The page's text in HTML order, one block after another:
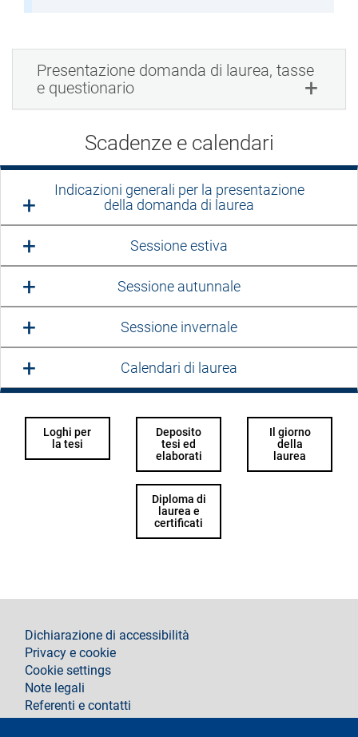
Presentazione domanda di laurea, tasse
e questionario
Scadenze e calendari
Indicazioni generali per la presentazione
della domanda di laurea
Sessione estiva
Sessione autunnale
Sessione invernale
Calendari di laurea
Loghi per
la tesi
Deposito
tesi ed
elaborati
Il giorno
della
laurea
Diploma di
laurea e
certificati
footer
Dichiarazione di accessibilità
Privacy e cookie
Cookie settings
Note legali
Referenti e contatti